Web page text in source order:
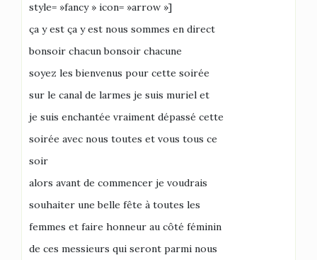
style= »fancy » icon= »arrow »]
ça y est ça y est nous sommes en direct
bonsoir chacun bonsoir chacune
soyez les bienvenus pour cette soirée
sur le canal de larmes je suis muriel et
je suis enchantée vraiment dépassé cette
soirée avec nous toutes et vous tous ce
soir
alors avant de commencer je voudrais
souhaiter une belle fête à toutes les
femmes et faire honneur au côté féminin
de ces messieurs qui seront parmi nous